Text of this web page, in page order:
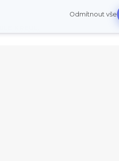
Odmítnout vše